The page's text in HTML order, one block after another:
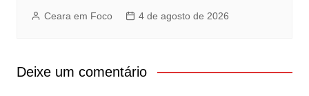
Ceara em Foco 4 de agosto de 2026
Deixe um comentário